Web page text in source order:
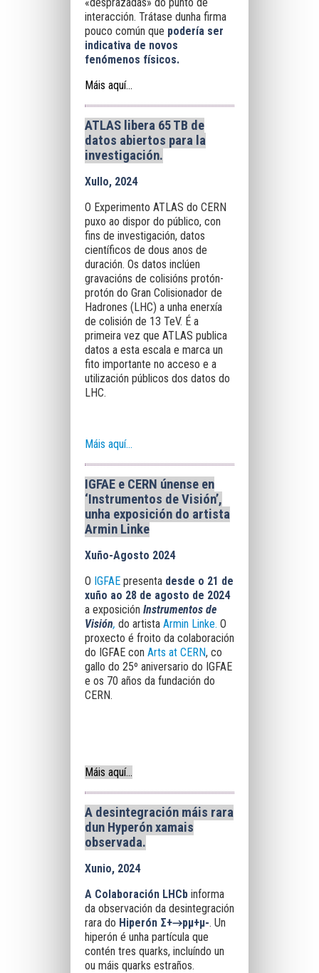
interacción. Trátase dunha firma
pouco común que podería ser
indicativa de novos
fenómenos físicos.
Máis aquí...
ATLAS libera 65 TB de
datos abiertos para la
investigación.
Xullo, 2024
O Experimento ATLAS do CERN
puxo ao dispor do público, con
fins de investigación, datos
científicos de dous anos de
duración. Os datos inclúen
gravacións de colisións protón-
protón do Gran Colisionador de
Hadrones (LHC) a unha enerxía
de colisión de 13 TeV. É a
primeira vez que ATLAS publica
datos a esta escala e marca un
fito importante no acceso e a
utilización públicos dos datos do
LHC.
Máis aquí...
IGFAE e CERN únense en
‘Instrumentos de Visión’,
unha exposición do artista
Armin Linke
Xuño-Agosto 2024
O IGFAE presenta desde o 21 de
xuño ao 28 de agosto de 2024
a exposición Instrumentos de
Visión, do artista Armin Linke. O
proxecto é froito da colaboración
do IGFAE con Arts at CERN, co
gallo do 25º aniversario do IGFAE
e os 70 años da fundación do
CERN.
Máis aquí...
A desintegración máis rara
dun Hyperón xamais
observada.
Xunio, 2024
A Colaboración LHCb informa
da observación da desintegración
rara do Hiperón Σ+→pμ+μ-. Un
hiperón é unha partícula que
contén tres quarks, incluíndo un
ou máis quarks estraños.